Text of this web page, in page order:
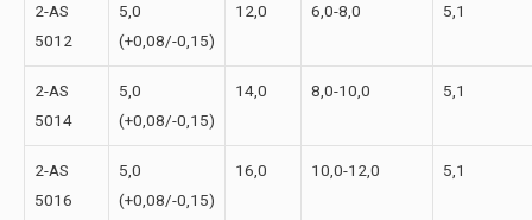
2-АS
5012
5,0
(+0,08/-0,15)
12,0 6,0-8,0 5,1
2-АS
5014
5,0
(+0,08/-0,15)
14,0 8,0-10,0 5,1
2-АS
5016
5,0
(+0,08/-0,15)
16,0 10,0-12,0 5,1